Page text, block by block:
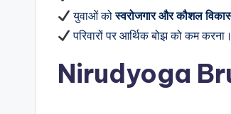
युवाओं कोस्वरोजगार और कौशल
परिवारों पर आर्थिक बोझ को कम करना।
Nirudyoga